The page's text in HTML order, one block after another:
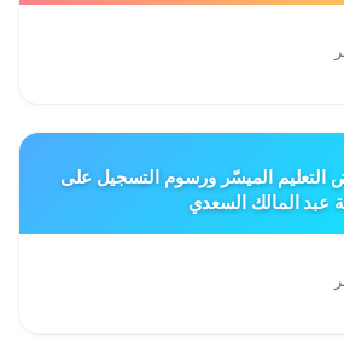
الميسّر ورسوم التسجيل على
عبد المالك السعدي